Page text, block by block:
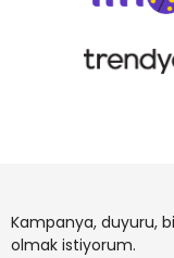
Kampanya, duyuru,
olmak istiyorum.